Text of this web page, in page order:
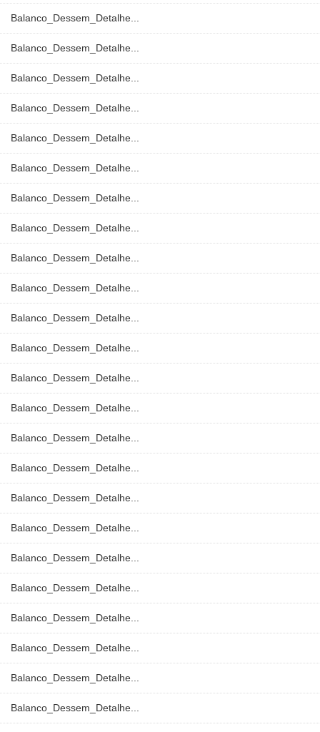
Balanco_Dessem_Detalhe...
Balanco_Dessem_Detalhe...
Balanco_Dessem_Detalhe...
Balanco_Dessem_Detalhe...
Balanco_Dessem_Detalhe...
Balanco_Dessem_Detalhe...
Balanco_Dessem_Detalhe...
Balanco_Dessem_Detalhe...
Balanco_Dessem_Detalhe...
Balanco_Dessem_Detalhe...
Balanco_Dessem_Detalhe...
Balanco_Dessem_Detalhe...
Balanco_Dessem_Detalhe...
Balanco_Dessem_Detalhe...
Balanco_Dessem_Detalhe...
Balanco_Dessem_Detalhe...
Balanco_Dessem_Detalhe...
Balanco_Dessem_Detalhe...
Balanco_Dessem_Detalhe...
Balanco_Dessem_Detalhe...
Balanco_Dessem_Detalhe...
Balanco_Dessem_Detalhe...
Balanco_Dessem_Detalhe...
Balanco_Dessem_Detalhe...